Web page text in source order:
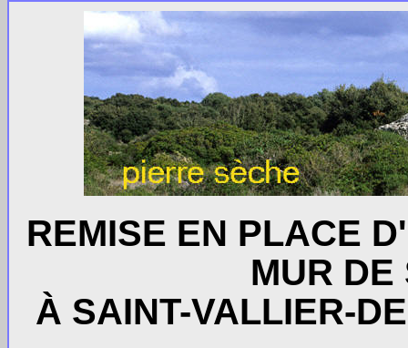
REMISE EN PLACE
MUR DE
À SAINT-VALLIER-